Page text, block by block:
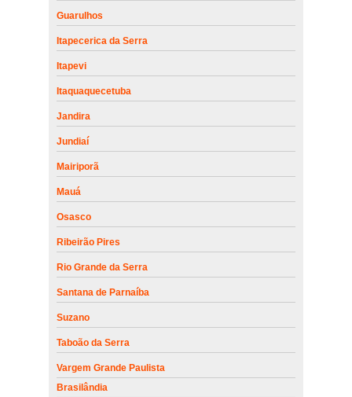
Guarulhos
Itapecerica da Serra
Itapevi
Itaquaquecetuba
Jandira
Jundiaí
Mairiporã
Mauá
Osasco
Ribeirão Pires
Rio Grande da Serra
Santana de Parnaíba
Suzano
Taboão da Serra
Vargem Grande Paulista
Brasilândia